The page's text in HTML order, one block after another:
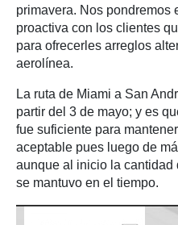
primavera. Nos pondremos
proactiva con los clientes
para ofrecerles arreglos
aerolínea.
La ruta de Miami a San
partir del 3 de mayo; y es
fue suficiente para
aceptable pues luego de
aunque al inicio la cantidad
se mantuvo en el tiempo.